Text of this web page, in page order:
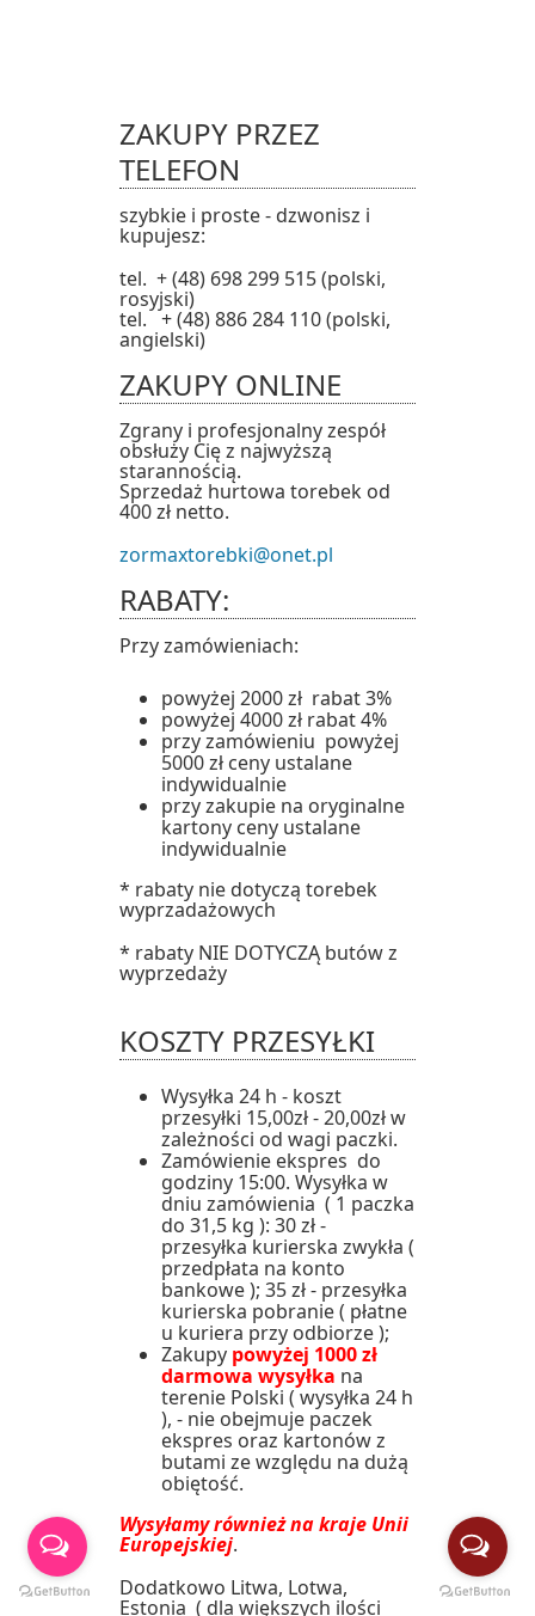
ZAKUPY PRZEZ
TELEFON
szybkie i proste - dzwonisz i
kupujesz:
tel. + (48) 698 299 515 (polski,
rosyjski)
tel. + (48) 886 284 110 (polski,
angielski)
ZAKUPY ONLINE
Zgrany i profesjonalny zespół
obsłuży Cię z najwyższą
starannością.
Sprzedaż hurtowa torebek od
400 zł netto.
zormaxtorebki@onet.pl
RABATY:
Przy zamówieniach:
powyżej 2000 zł rabat 3%
powyżej 4000 zł rabat 4%
przy zamówieniu powyżej
5000 zł ceny ustalane
indywidualnie
przy zakupie na oryginalne
kartony ceny ustalane
indywidualnie
* rabaty nie dotyczą torebek
wyprzadażowych
* rabaty NIE DOTYCZĄ butów z
wyprzedaży
KOSZTY PRZESYŁKI
Wysyłka 24 h - koszt
przesyłki 15,00zł - 20,00zł w
zależności od wagi paczki.
Zamówienie ekspres do
godziny 15:00. Wysyłka w
dniu zamówienia ( 1 paczka
do 31,5 kg ): 30 zł -
przesyłka kurierska zwykła (
przedpłata na konto
bankowe ); 35 zł - przesyłka
kurierska pobranie ( płatne
u kuriera przy odbiorze );
Zakupy powyżej 1000 zł
darmowa wysyłka na
terenie Polski ( wysyłka 24 h
), - nie obejmuje paczek
ekspres oraz kartonów z
butami ze względu na dużą
obiętość.
Wysyłamy również na kraje Unii
Europejskiej.
Dodatkowo Litwa, Lotwa,
Estonia ( dla większych ilości